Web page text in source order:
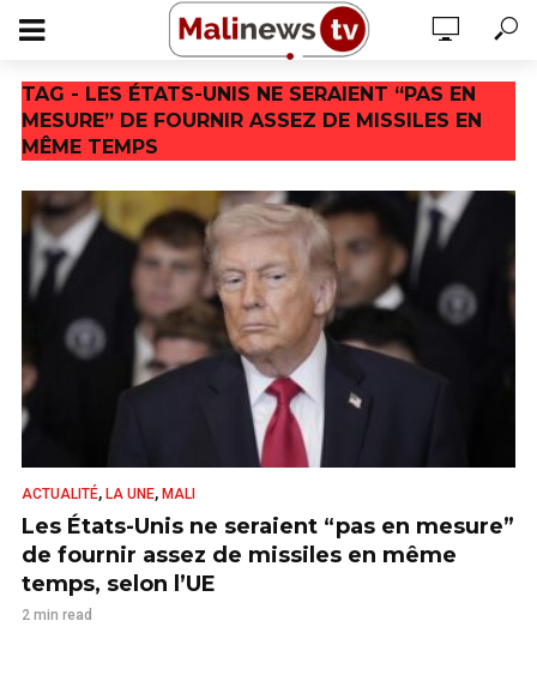
TAG - LES ÉTATS-UNIS NE SERAIENT “PAS EN
MESURE” DE FOURNIR ASSEZ DE MISSILES EN
MÊME TEMPS
ACTUALITÉ, LA UNE, MALI
Les États-Unis ne seraient “pas en mesure”
de fournir assez de missiles en même
temps, selon l’UE
2 min read